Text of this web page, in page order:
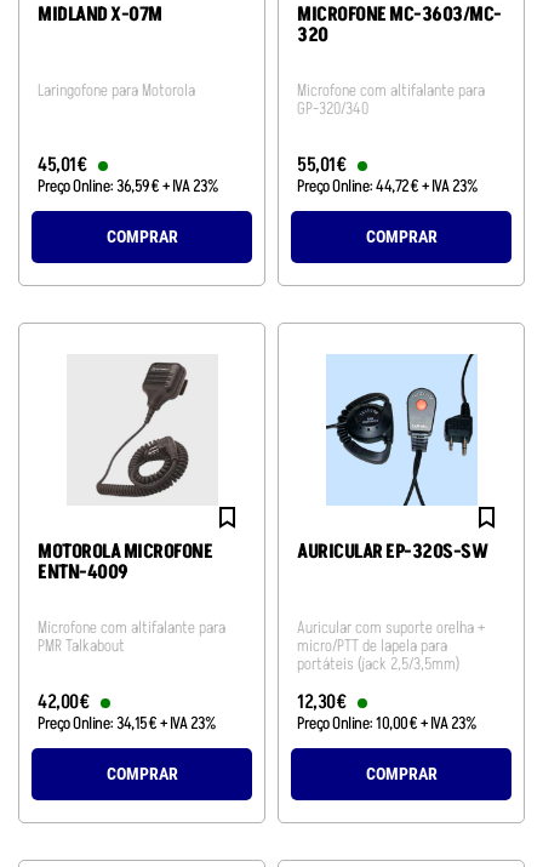
MIDLAND X-07M
Laringofone para Motorola
45,01€
Preço Online:36,59€+ IVA 23%
COMPRAR
MICROFONE MC-3603/MC-
320
Microfone com altifalante para
GP-320/340
55,01€
Preço Online:44,72€+ IVA 23%
COMPRAR
MOTOROLA MICROFONE
ENTN-4009
Microfone com altifalante para
PMR Talkabout
42,00€
Preço Online:34,15€+ IVA 23%
COMPRAR
AURICULAR EP-320S-SW
Auricular com suporte orelha +
micro/PTT de lapela para
portáteis (jack 2,5/3,5mm)
12,30€
Preço Online:10,00€+ IVA 23%
COMPRAR